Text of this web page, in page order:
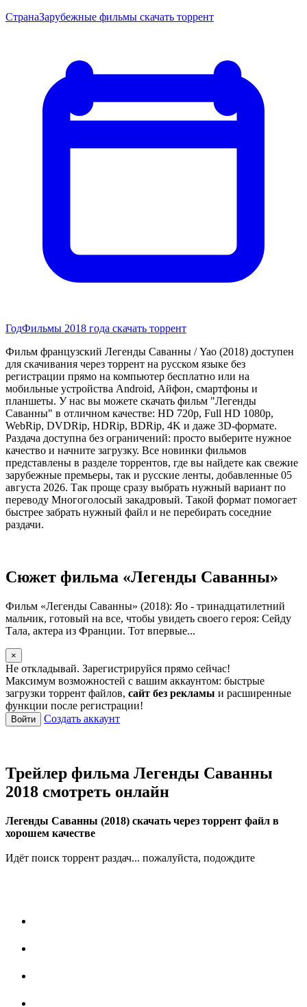
СтранаЗарубежные фильмы скачать торрент
ГодФильмы 2018 года скачать торрент
Фильм французский Легенды Саванны / Yao (2018) доступен
для скачивания через торрент на русском языке без
регистрации прямо на компьютер бесплатно или на
мобильные устройства Android, Айфон, смартфоны и
планшеты. У нас вы можете скачать фильм "Легенды
Саванны" в отличном качестве: HD 720p, Full HD 1080p,
WebRip, DVDRip, HDRip, BDRip, 4K и даже 3D-формате.
Раздача доступна без ограничений: просто выберите нужное
качество и начните загрузку. Все новинки фильмов
представлены в разделе торрентов, где вы найдете как свежие
зарубежные премьеры, так и русские ленты, добавленные 05
августа 2026. Так проще сразу выбрать нужный вариант по
переводу Многоголосый закадровый. Такой формат помогает
быстрее забрать нужный файл и не перебирать соседние
раздачи.
Сюжет фильма «Легенды Саванны»
Фильм «Легенды Саванны» (2018): Яо - тринадцатилетний
мальчик, готовый на все, чтобы увидеть своего героя: Сейду
Тала, актера из Франции. Тот впервые...
×
Не откладывай. Зарегистрируйся прямо сейчас!
Максимум возможностей с вашим аккаунтом: быстрые
загрузки торрент файлов, сайт без рекламы и расширенные
функции после регистрации!
Войти Создать аккаунт
Трейлер фильма Легенды Саванны
2018 смотреть онлайн
Легенды Саванны (2018) скачать через торрент файл в
хорошем качестве
Идёт поиск торрент раздач... пожалуйста, подождите